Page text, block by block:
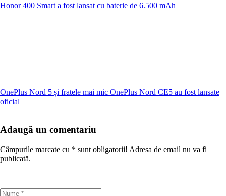
Honor 400 Smart a fost lansat cu baterie de 6.500 mAh
OnePlus Nord 5 și fratele mai mic OnePlus Nord CE5 au fost lansate
oficial
Adaugă un comentariu
Câmpurile marcate cu * sunt obligatorii! Adresa de email nu va fi
publicată.